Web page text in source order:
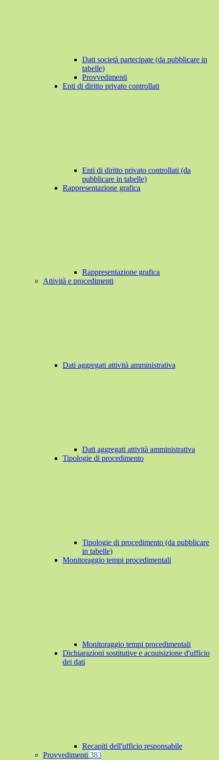
Dati società partecipate (da pubblicare in
tabelle)
Provvedimenti
Enti di diritto privato controllati
Enti di diritto privato controllati (da
pubblicare in tabelle)
Rappresentazione grafica
Rappresentazione grafica
Attività e procedimenti
Dati aggregati attività amministrativa
Dati aggregati attività amministrativa
Tipologie di procedimento
Tipologie di procedimento (da pubblicare
in tabelle)
Monitoraggio tempi procedimentali
Monitoraggio tempi procedimentali
Dichiarazioni sostitutive e acquisizione d'ufficio
dei dati
Recapiti dell'ufficio responsabile
Provvedimenti 383